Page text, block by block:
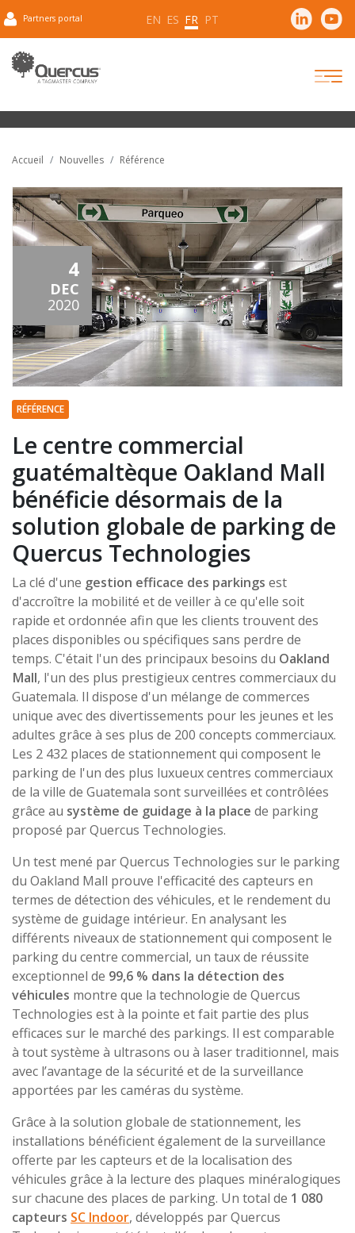
Partners portal EN ES FR PT
Accueil Nouvelles Référence
4
DEC
2020
RÉFÉRENCE
Le centre commercial
guatémaltèque Oakland Mall
bénéficie désormais de la
solution globale de parking de
Quercus Technologies
La clé d'une gestion efficace des parkings est
d'accroître la mobilité et de veiller à ce qu'elle soit
rapide et ordonnée afin que les clients trouvent des
places disponibles ou spécifiques sans perdre de
temps. C'était l'un des principaux besoins du Oakland
Mall, l'un des plus prestigieux centres commerciaux du
Guatemala. Il dispose d'un mélange de commerces
unique avec des divertissements pour les jeunes et les
adultes grâce à ses plus de 200 concepts commerciaux.
Les 2 432 places de stationnement qui composent le
parking de l'un des plus luxueux centres commerciaux
de la ville de Guatemala sont surveillées et contrôlées
grâce au système de guidage à la place de parking
proposé par Quercus Technologies.
Un test mené par Quercus Technologies sur le parking
du Oakland Mall prouve l'efficacité des capteurs en
termes de détection des véhicules, et le rendement du
système de guidage intérieur. En analysant les
différents niveaux de stationnement qui composent le
parking du centre commercial, un taux de réussite
exceptionnel de 99,6 % dans la détection des
véhicules montre que la technologie de Quercus
Technologies est à la pointe et fait partie des plus
efficaces sur le marché des parkings. Il est comparable
à tout système à ultrasons ou à laser traditionnel, mais
avec l’avantage de la sécurité et de la surveillance
apportées par les caméras du système.
Grâce à la solution globale de stationnement, les
installations bénéficient également de la surveillance
offerte par les capteurs et de la localisation des
véhicules grâce à la lecture des plaques minéralogiques
sur chacune des places de parking. Un total de 1 080
capteurs SC Indoor, développés par Quercus